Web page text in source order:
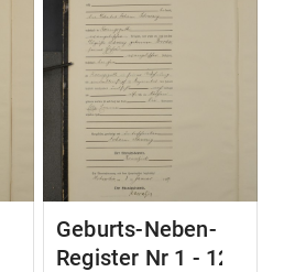
Geburts-Neben-
Register Nr 1 - 121